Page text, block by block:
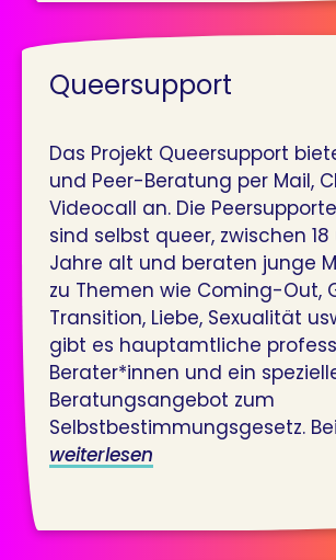
Queersupport
Das Projekt Queersupport
und Peer-Beratung per Mail,
Videocall an. Die
sind selbst queer, zwischen 18
Jahre alt und beraten junge
zu Themen wie Coming-Out,
Transition, Liebe, Sexualität
gibt es hauptamtliche
Berater*innen und ein
Beratungsangebot zum
Selbstbestimmungsgesetz. Bei
weiterlesen